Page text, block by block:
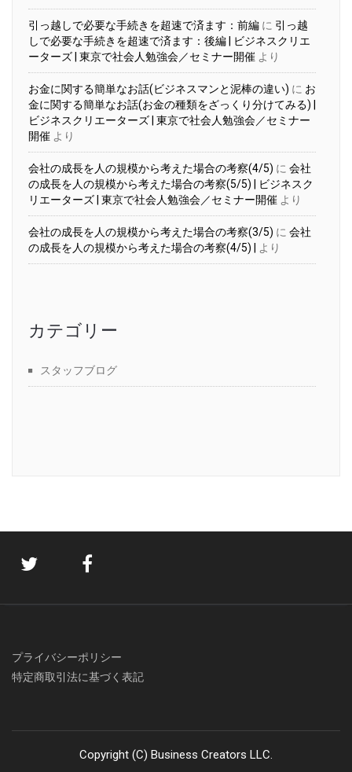
引っ越しで必要な手続きを超速で済ます：前編 に 引っ越
しで必要な手続きを超速で済ます：後編 | ビジネスクリエ
ーターズ | 東京で社会人勉強会／セミナー開催 より
お金に関する簡単なお話(ビジネスマンと泥棒の違い) に お
金に関する簡単なお話(お金の種類をざっくり分けてみる) |
ビジネスクリエーターズ | 東京で社会人勉強会／セミナー
開催 より
会社の成長を人の規模から考えた場合の考察(4/5) に 会社
の成長を人の規模から考えた場合の考察(5/5) | ビジネスク
リエーターズ | 東京で社会人勉強会／セミナー開催 より
会社の成長を人の規模から考えた場合の考察(3/5) に 会社
の成長を人の規模から考えた場合の考察(4/5) |
より
カテゴリー
スタッフブログ
プライバシーポリシー
特定商取引法に基づく表記
Copyright (C) Business Creators LLC.